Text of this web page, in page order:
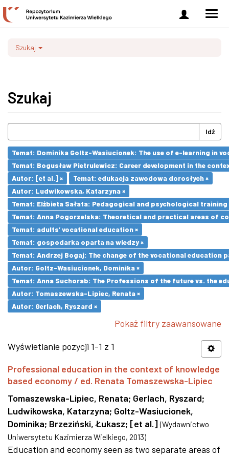
Zaloguj
się
Szukaj
Szukaj
Idź
Temat: Dominika Goltz-Wasiucionek: The use of e-learning in
Temat: Bogusław Pietrulewicz: Career development in the
Autor: [et al.] ×
Temat: edukacja zawodowa dorosłych ×
Autor: Ludwikowska, Katarzyna ×
Temat: Elżbieta Sałata: Pedagogical and psychological
Temat: Anna Pogorzelska: Theoretical and practical areas of
Temat: adults’ vocational education ×
Temat: gospodarka oparta na wiedzy ×
Temat: Andrzej Bogaj: The change of the vocational education
Autor: Goltz-Wasiucionek, Dominika ×
Temat: Anna Suchorab: The Professions of the future vs. the
Autor: Tomaszewska-Lipiec, Renata ×
Autor: Gerlach, Ryszard ×
Pokaż filtry zaawansowane
Wyświetlanie pozycji 1-1 z 1
Professional education in the context of knowledge
based economy / ed. Renata Tomaszewska-Lipiec
Tomaszewska-Lipiec, Renata; Gerlach, Ryszard;
Ludwikowska, Katarzyna; Goltz-Wasiucionek,
Dominika; Brzeziński, Łukasz; [et al.] (Wydawnictwo
Uniwersytetu Kazimierza Wielkiego, 2013)
Education and economy seen as two separate areas of